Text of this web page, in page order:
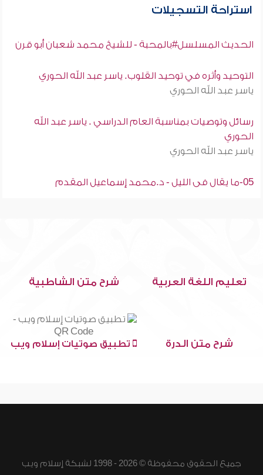
استراحة التسجيلات
الحديث المسلسل#بالمحبة - للشيخ محمد شعبان أبو قرن
التوحيد وأثره في توحيد القلوب. ياسر عبد الله الحوري
ياسر عبد الله الحوري
رسائل وتوصيات بمناسبة العام الدراسي . ياسر عبد الله
الحوري
ياسر عبد الله الحوري
05-ما يقال فى الليل - د.محمد إسماعيل المقدم
تعليم اللغة العربية شرح متن الشاطبية
شرح متن الدرة تطبيق صوتيات إسلام ويب
جميع الحقوق محفوظة © 2026 - 1998 لشبكة إسلام ويب